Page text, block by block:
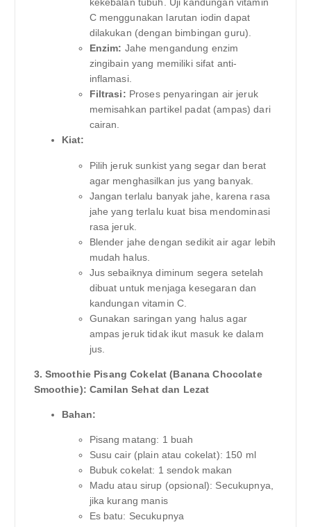
kekebalan tubuh. Uji kandungan vitamin
C menggunakan larutan iodin dapat
dilakukan (dengan bimbingan guru).
Enzim: Jahe mengandung enzim
zingibain yang memiliki sifat anti-
inflamasi.
Filtrasi: Proses penyaringan air jeruk
memisahkan partikel padat (ampas) dari
cairan.
Kiat:
Pilih jeruk sunkist yang segar dan berat
agar menghasilkan jus yang banyak.
Jangan terlalu banyak jahe, karena rasa
jahe yang terlalu kuat bisa mendominasi
rasa jeruk.
Blender jahe dengan sedikit air agar lebih
mudah halus.
Jus sebaiknya diminum segera setelah
dibuat untuk menjaga kesegaran dan
kandungan vitamin C.
Gunakan saringan yang halus agar
ampas jeruk tidak ikut masuk ke dalam
jus.
3. Smoothie Pisang Cokelat (Banana Chocolate
Smoothie): Camilan Sehat dan Lezat
Bahan:
Pisang matang: 1 buah
Susu cair (plain atau cokelat): 150 ml
Bubuk cokelat: 1 sendok makan
Madu atau sirup (opsional): Secukupnya,
jika kurang manis
Es batu: Secukupnya